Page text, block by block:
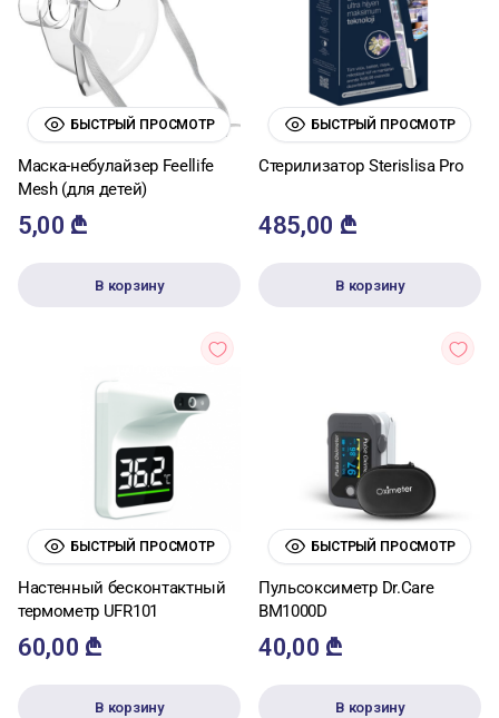
БЫСТРЫЙ ПРОСМОТР
Маска-небулайзер Feellife
Mesh (для детей)
5,00 ₾
В корзину
БЫСТРЫЙ ПРОСМОТР
Стерилизатор Sterislisa Pro
485,00 ₾
В корзину
БЫСТРЫЙ ПРОСМОТР
Настенный бесконтактный
термометр UFR101
60,00 ₾
В корзину
БЫСТРЫЙ ПРОСМОТР
Пульсоксиметр Dr.Care
BM1000D
40,00 ₾
В корзину